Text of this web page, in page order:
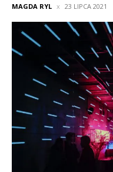
MAGDA RYL 23 LIPCA 2021